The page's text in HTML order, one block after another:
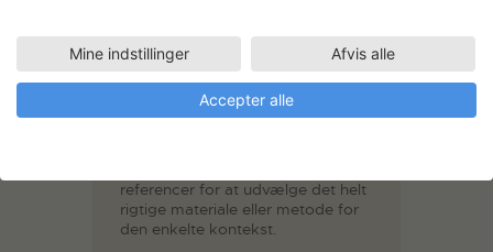
omtanke for kontekst. Om det er
et særligt sted, materiale eller
situation, har Guttormsen blikket
rettet mod et større hele. Hun går
referencer for at udvælge det helt
rigtige materiale eller metode for
den enkelte kontekst.
Mine indstillinger Afvis alle
Accepter alle